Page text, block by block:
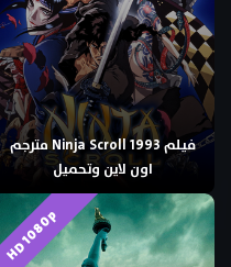
فيلم Ninja Scroll 1993 مترجم
اون لاين وتحميل
HD 1080p